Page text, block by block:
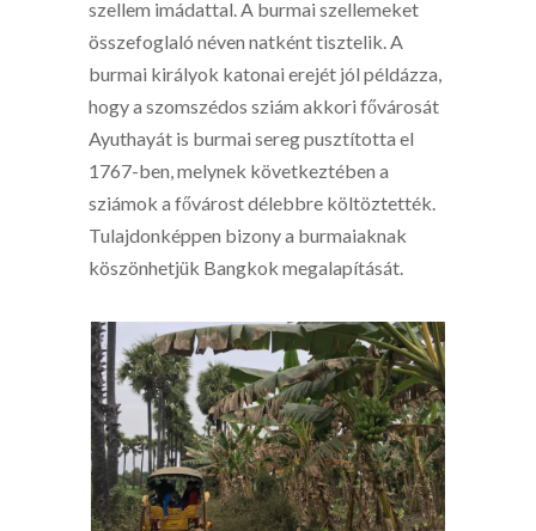
szellem imádattal. A burmai szellemeket
összefoglaló néven natként tisztelik. A
burmai királyok katonai erejét jól példázza,
hogy a szomszédos sziám akkori fővárosát
Ayuthayát is burmai sereg pusztította el
1767-ben, melynek következtében a
sziámok a fővárost délebbre költöztették.
Tulajdonképpen bizony a burmaiaknak
köszönhetjük Bangkok megalapítását.